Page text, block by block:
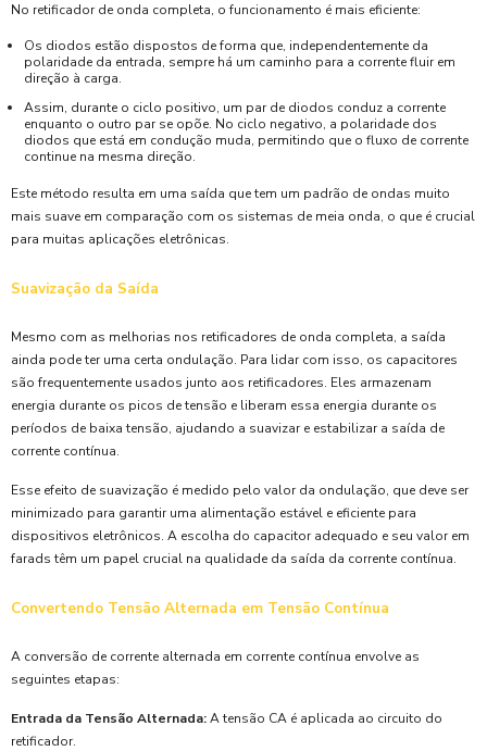
No retificador de onda completa, o funcionamento é mais eficiente:
Os diodos estão dispostos de forma que, independentemente da
polaridade da entrada, sempre há um caminho para a corrente fluir em
direção à carga.
Assim, durante o ciclo positivo, um par de diodos conduz a corrente
enquanto o outro par se opõe. No ciclo negativo, a polaridade dos
diodos que está em condução muda, permitindo que o fluxo de corrente
continue na mesma direção.
Este método resulta em uma saída que tem um padrão de ondas muito
mais suave em comparação com os sistemas de meia onda, o que é crucial
para muitas aplicações eletrônicas.
Suavização da Saída
Mesmo com as melhorias nos retificadores de onda completa, a saída
ainda pode ter uma certa ondulação. Para lidar com isso, os capacitores
são frequentemente usados junto aos retificadores. Eles armazenam
energia durante os picos de tensão e liberam essa energia durante os
períodos de baixa tensão, ajudando a suavizar e estabilizar a saída de
corrente contínua.
Esse efeito de suavização é medido pelo valor da ondulação, que deve ser
minimizado para garantir uma alimentação estável e eficiente para
dispositivos eletrônicos. A escolha do capacitor adequado e seu valor em
farads têm um papel crucial na qualidade da saída da corrente contínua.
Convertendo Tensão Alternada em Tensão Contínua
A conversão de corrente alternada em corrente contínua envolve as
seguintes etapas:
Entrada da Tensão Alternada:A tensão CA é aplicada ao circuito do
retificador.